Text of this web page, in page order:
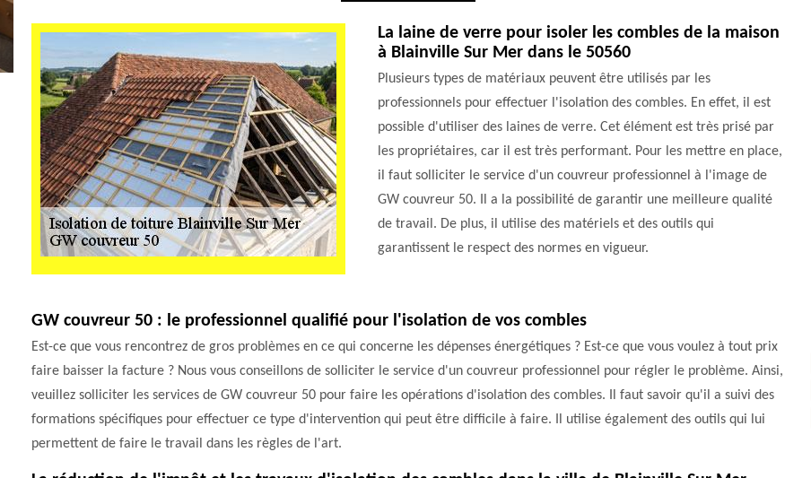
La laine de verre pour isoler les combles de la maison
à Blainville Sur Mer dans le 50560
Plusieurs types de matériaux peuvent être utilisés par les
professionnels pour effectuer l'isolation des combles. En effet, il est
possible d'utiliser des laines de verre. Cet élément est très prisé par
les propriétaires, car il est très performant. Pour les mettre en place,
il faut solliciter le service d'un couvreur professionnel à l'image de
GW couvreur 50. Il a la possibilité de garantir une meilleure qualité
de travail. De plus, il utilise des matériels et des outils qui
garantissent le respect des normes en vigueur.
GW couvreur 50 : le professionnel qualifié pour l'isolation de vos combles
Est-ce que vous rencontrez de gros problèmes en ce qui concerne les dépenses énergétiques ? Est-ce que vous voulez à tout prix
faire baisser la facture ? Nous vous conseillons de solliciter le service d'un couvreur professionnel pour régler le problème. Ainsi,
veuillez solliciter les services de GW couvreur 50 pour faire les opérations d'isolation des combles. Il faut savoir qu'il a suivi des
formations spécifiques pour effectuer ce type d'intervention qui peut être difficile à faire. Il utilise également des outils qui lui
permettent de faire le travail dans les règles de l'art.